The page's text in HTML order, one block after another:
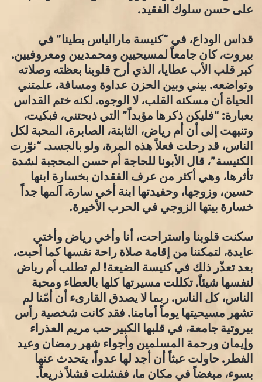
على حسن سلوك الفقيد.
قداس الوداع، في “كنيسة مارالياس بطينا” في
بيروت، كان جامعاً لمسيحيين ومحمديين ومعروفيين.
كبر قلب الأب عطايا، الذي أرح قلوبنا بعظته وصلاته
وتواضعه. بيني وبين الحزن عداوة ومسافة، علمتني
الحياة أن مسكنه القلب، لا الوجوه. لكنه ختم القداس
بعبارة: “فليكن ذكرها مؤبداً” التي ذبحتني، فبكيت،
وتنبهت إلى أن أم رياض، الثابتة، الصابرة، المحبة لكل
الناس، قد رحلت فعلاً هذه المرة، ولو بالجسد. “نوّرت
الكنيسة”، قال الأبونا للحاجة أم حسن المحجبة لشدة
تأثرها، وهي أكثر من عرف الفقدان بخسارة ابنها
حسين، وزوجها، وحفيدتها ابنة أخي سارة. آلمها جداً
خسارة بيتها الزوجي في الحرب الأخيرة.
سكنت قلوبنا واستراحت، أنا وأخي رياض وأختي
عايدة، لتمكننا من إقامة صلاة راحة نفسها كما أحبت،
بعد تعذّر ذلك في كنيسة الضيعة! لم تطلب أم رياض
لنفسها شيئاً. تكللت مسيرتها كلها بالعطاء ومحبة
الناس، كل الناس. ربما لا يصدق القارىء أن أمّنا لم
تشهر مسيحيتها يوماً أمامنا. فقد كانت شخصية رأس
بيروتية جامعة، في قلبها الكبير حب مريم العذراء
وإيمان ورحمة المسلمين وأجواء شهر رمضان وعيد
الفطر. حاولت عبثاً أن أجد لها عدواً، يتحدث عنها
بسوء، مبغضاً في مكان ما، ففشلت فشلاً ذريعاً.